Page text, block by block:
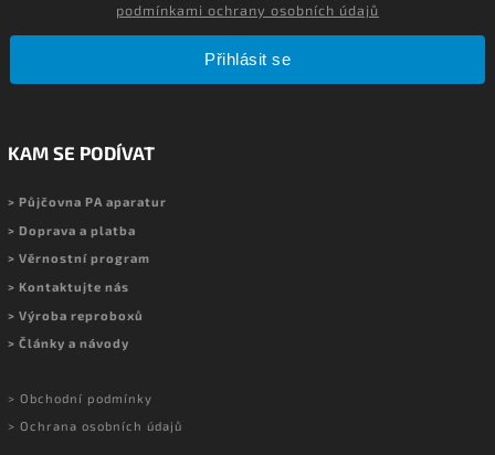
podmínkami ochrany osobních údajů
Přihlásit se
KAM SE PODÍVAT
> Půjčovna PA aparatur
> Doprava a platba
> Věrnostní program
> Kontaktujte nás
> Výroba reproboxů
> Články a návody
> Obchodní podmínky
> Ochrana osobních údajů